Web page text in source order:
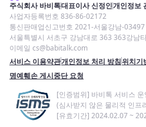
주식회사 바비톡대표이사 신정인개인정보
사업자등록번호 836-86-02172
통신판매업신고번호 2021-서울강남-03497
서울특별시 서초구 강남대로 363 363강남
이메일 cs@babitalk.com
서비스 이용약관개인정보 처리 방침위치기
명예훼손 게시중단 요청
[인증범위] 바비톡 서비스 운
(심사받지 않은 물리적 인프
[유효기간] 2024.02.07 ~